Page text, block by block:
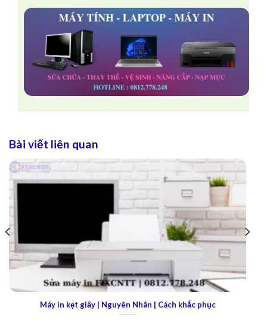
Bài viết liên quan
Máy in kẹt giấy | Nguyên Nhân | Cách khắc phục